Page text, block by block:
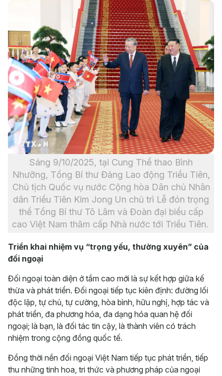
Sáng 9/10/2025, tại Cung Thể thao Bình
Nhưỡng, Tổng Bí thư Đảng Lao động Triều Tiên,
Chủ tịch Quốc vụ nước Cộng hòa Dân chủ Nhân
dân Triều Tiên Kim Jong Un chủ trì Lễ đón trọng
thể Tổng Bí thư Tô Lâm và Đoàn đại biểu cấp
cao Việt Nam thăm cấp Nhà nước tới Triều Tiên.
Triển khai nhiệm vụ “trọng yếu, thường xuyên” của
đối ngoại
Đối ngoại toàn diện ở tầm cao mới là sự kết hợp giữa kế
thừa và phát triển. Đối ngoại tiếp tục kiên định: đường lối
độc lập, tự chủ, tự cường, hòa bình, hữu nghị, hợp tác và
phát triển, đa phương hóa, đa dạng hóa quan hệ đối
ngoại; là bạn, là đối tác tin cậy, là thành viên có trách
nhiệm trong cộng đồng quốc tế.
Đồng thời nền đối ngoại Việt Nam tiếp tục phát triển, tiếp
thu những tinh hoa, tri thức và phương pháp của ngoại